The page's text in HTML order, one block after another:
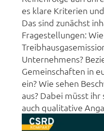
es klare Kriterien
Das sind zunächst
Fragestellungen:
Unternehmens?
Gemeinschaften in
ein? Wie sehen
aus? Dabei müsst
auch qualitative